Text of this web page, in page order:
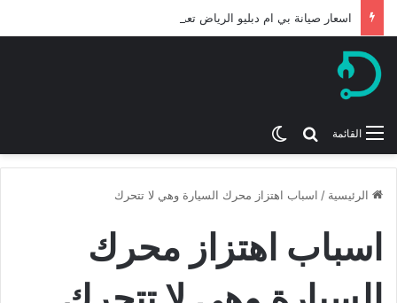
اسعار صيانة بي ام دبليو الرياض تعرف عليها لعام 2026
القائمة بحث عن
الرئيسية / اسباب اهتزاز محرك السيارة وهي لا تتحرك
اسباب اهتزاز محرك